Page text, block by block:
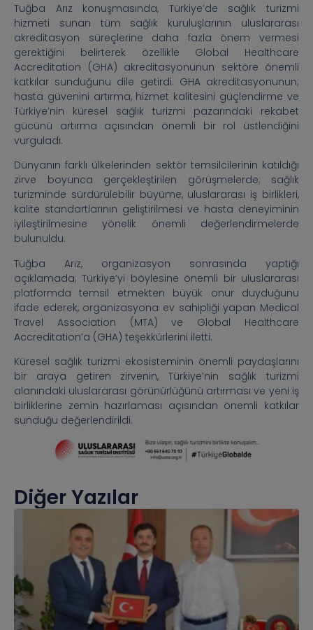
Tuğba Arız konuşmasında, Türkiye’de sağlık turizmi
hizmeti sunan tüm sağlık kuruluşlarının uluslararası
akreditasyon süreçlerine daha fazla önem vermesi
gerektiğini belirterek özellikle Global Healthcare
Accreditation (GHA) akreditasyonunun sektöre önemli
katkılar sunduğunu dile getirdi. GHA akreditasyonunun;
hasta güvenini artırma, hizmet kalitesini güçlendirme ve
Türkiye’nin küresel sağlık turizmi pazarındaki rekabet
gücünü artırma açısından önemli bir rol üstlendiğini
vurguladı.
Dünyanın farklı ülkelerinden sektör temsilcilerinin katıldığı
zirve boyunca gerçekleştirilen görüşmelerde; sağlık
turizminde sürdürülebilir büyüme, uluslararası iş birlikleri,
kalite standartlarının geliştirilmesi ve hasta deneyiminin
iyileştirilmesine yönelik önemli değerlendirmelerde
bulunuldu.
Tuğba Arız, organizasyon sonrasında yaptığı
açıklamada; Türkiye’yi böylesine önemli bir uluslararası
platformda temsil etmekten büyük onur duyduğunu
ifade ederek, organizasyona ev sahipliği yapan Medical
Travel Association (MTA) ve Global Healthcare
Accreditation’a (GHA) teşekkürlerini iletti.
Küresel sağlık turizmi ekosisteminin önemli paydaşlarını
bir araya getiren zirvenin, Türkiye’nin sağlık turizmi
alanındaki uluslararası görünürlüğünü artırması ve yeni iş
birliklerine zemin hazırlaması açısından önemli katkılar
sunduğu değerlendirildi.
Diğer Yazılar